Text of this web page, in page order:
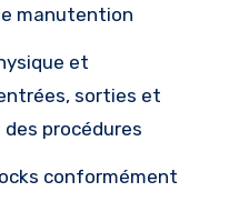
manutention
et
sorties et
procédures
conformément